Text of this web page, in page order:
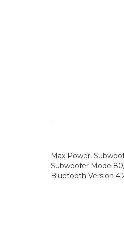
Max Power,
Subwoofer Mode
Bluetooth Version